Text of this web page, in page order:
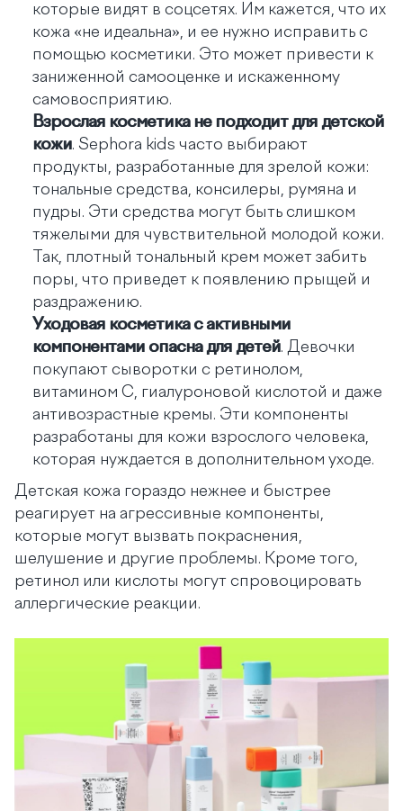
которые видят в соцсетях. Им кажется, что их
кожа «не идеальна», и ее нужно исправить с
помощью косметики. Это может привести к
заниженной самооценке и искаженному
самовосприятию.
Взрослая косметика не подходит для детской
кожи. Sephora kids часто выбирают
продукты, разработанные для зрелой кожи:
тональные средства, консилеры, румяна и
пудры. Эти средства могут быть слишком
тяжелыми для чувствительной молодой кожи.
Так, плотный тональный крем может забить
поры, что приведет к появлению прыщей и
раздражению.
Уходовая косметика с активными
компонентами опасна для детей. Девочки
покупают сыворотки с ретинолом,
витамином С, гиалуроновой кислотой и даже
антивозрастные кремы. Эти компоненты
разработаны для кожи взрослого человека,
которая нуждается в дополнительном уходе.
Детская кожа гораздо нежнее и быстрее
реагирует на агрессивные компоненты,
которые могут вызвать покраснения,
шелушение и другие проблемы. Кроме того,
ретинол или кислоты могут спровоцировать
аллергические реакции.